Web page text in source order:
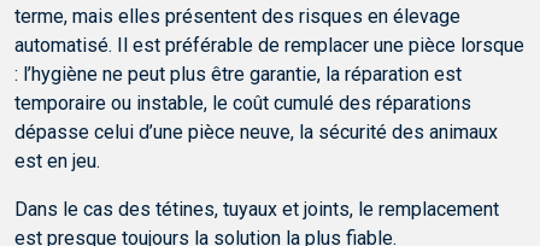
terme, mais elles présentent des risques en élevage
automatisé. Il est préférable de remplacer une pièce lorsque
: l’hygiène ne peut plus être garantie, la réparation est
temporaire ou instable, le coût cumulé des réparations
dépasse celui d’une pièce neuve, la sécurité des animaux
est en jeu.
Dans le cas des tétines, tuyaux et joints, le remplacement
est presque toujours la solution la plus fiable.